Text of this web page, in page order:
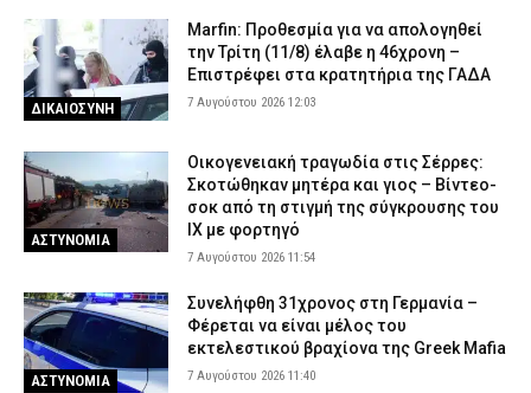
ΔΙΚΑΙΟΣΥΝΗ
Marfin: Προθεσμία για να απολογηθεί
την Τρίτη (11/8) έλαβε η 46χρονη –
Επιστρέφει στα κρατητήρια της ΓΑΔΑ
7 Αυγούστου 2026 12:03
ΑΣΤΥΝΟΜΙΑ
Οικογενειακή τραγωδία στις Σέρρες:
Σκοτώθηκαν μητέρα και γιος – Βίντεο-
σοκ από τη στιγμή της σύγκρουσης του
ΙΧ με φορτηγό
7 Αυγούστου 2026 11:54
ΑΣΤΥΝΟΜΙΑ
Συνελήφθη 31χρονος στη Γερμανία –
Φέρεται να είναι μέλος του
εκτελεστικού βραχίονα της Greek Mafia
7 Αυγούστου 2026 11:40